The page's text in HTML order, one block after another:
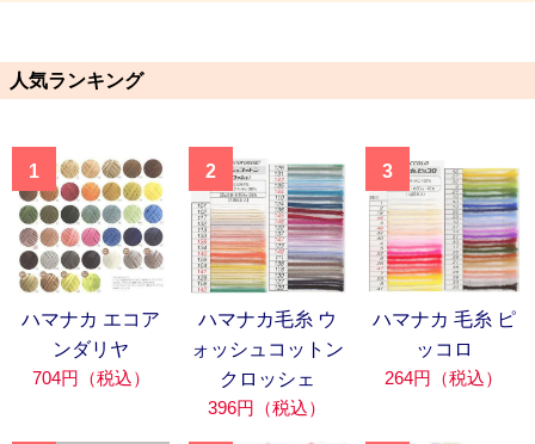
人気ランキング
1
ハマナカ エコア
ンダリヤ
704円（税込）
2
ハマナカ毛糸 ウ
ォッシュコットン
クロッシェ
396円（税込）
3
ハマナカ 毛糸 ピ
ッコロ
264円（税込）